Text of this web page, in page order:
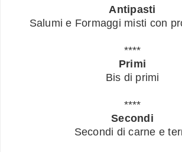
Antipasti
Salumi e Formaggi misti con
****
Primi
Bis di primi
****
Secondi
Secondi di carne e